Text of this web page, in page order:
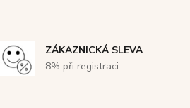
ZÁKAZNICKÁ SLEVA
8% při registraci